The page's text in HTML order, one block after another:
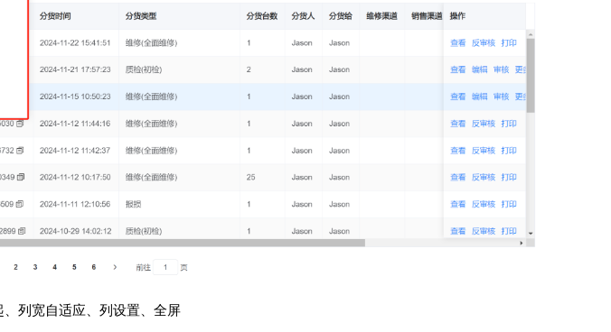
列宽自适应、列设置、全屏